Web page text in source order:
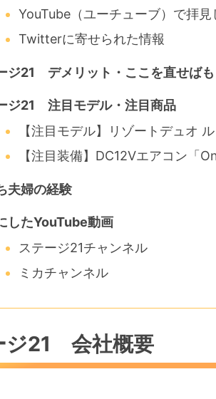
YouTube（ユーチューブ）で拝見
Twitterに寄せられた情報
ジ21 デメリット・ここを直せば
ジ21 注目モデル・注目商品
【注目モデル】リゾートデュオ
【注目装備】DC12Vエアコン「
夫婦の経験
したYouTube動画
ステージ21チャンネル
ミカチャンネル
ジ21 会社概要